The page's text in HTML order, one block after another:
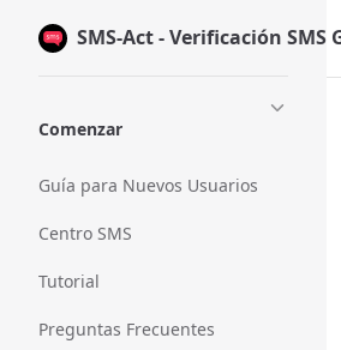
Skip to content
SMS-Act - Verificación SMS
Comenzar
Guía para Nuevos Usuarios
Centro SMS
Tutorial
Preguntas Frecuentes